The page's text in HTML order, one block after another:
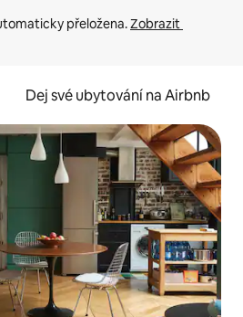
přeložena. Zobrazit
Dej své ubytování na Airbnb